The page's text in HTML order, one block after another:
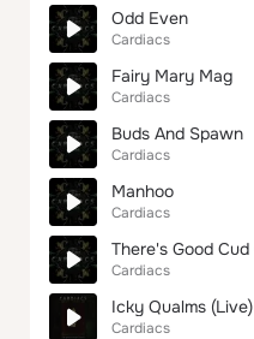
Odd Even
Cardiacs
Fairy Mary Mag
Cardiacs
Buds And Spawn
Cardiacs
Manhoo
Cardiacs
There's Good Cud
Cardiacs
Icky Qualms (Live)
Cardiacs